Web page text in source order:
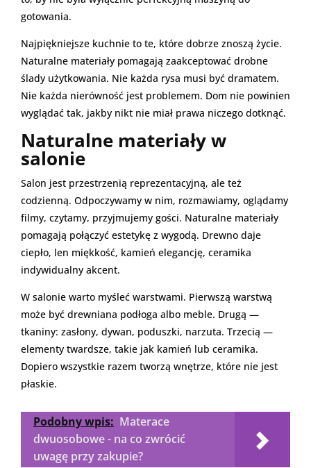
gotowania.
Najpiękniejsze kuchnie to te, które dobrze znoszą życie.
Naturalne materiały pomagają zaakceptować drobne
ślady użytkowania. Nie każda rysa musi być dramatem.
Nie każda nierówność jest problemem. Dom nie powinien
wyglądać tak, jakby nikt nie miał prawa niczego dotknąć.
Naturalne materiały w
salonie
Salon jest przestrzenią reprezentacyjną, ale też
codzienną. Odpoczywamy w nim, rozmawiamy, oglądamy
filmy, czytamy, przyjmujemy gości. Naturalne materiały
pomagają połączyć estetykę z wygodą. Drewno daje
ciepło, len miękkość, kamień elegancję, ceramika
indywidualny akcent.
W salonie warto myśleć warstwami. Pierwszą warstwą
może być drewniana podłoga albo meble. Drugą —
tkaniny: zasłony, dywan, poduszki, narzuta. Trzecią —
elementy twardsze, takie jak kamień lub ceramika.
Dopiero wszystkie razem tworzą wnętrze, które nie jest
płaskie.
Podobny wpis: Materace
dwuosobowe - na co zwrócić
uwagę przy zakupie?